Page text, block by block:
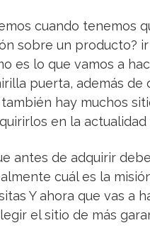
cuando tenemos
sobre un producto?
es lo que vamos a
puerta, además de
hay muchos
en la actualidad
antes de adquirir
cuál es la
Y ahora que vas a
el sitio de más